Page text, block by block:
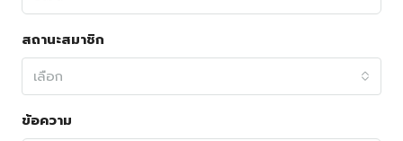
สถานะสมาชิก
เลือก
ข้อความ